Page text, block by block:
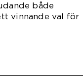
både
vinnande val för